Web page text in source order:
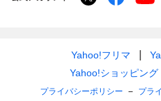
Yahoo!フリマ
Yahoo!ショッピング
プライバシーポリシー プラ